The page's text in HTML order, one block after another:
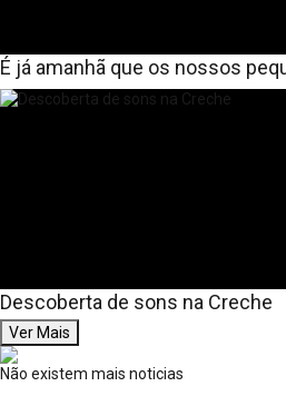
É já amanhã que os nossos
Descoberta de sons na Creche
Ver Mais
Não existem mais noticias